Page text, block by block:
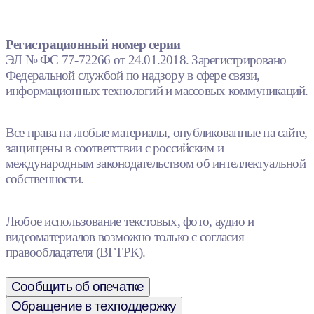
Регистрационный номер серии
ЭЛ № ФС 77-72266 от 24.01.2018. Зарегистрировано
Федеральной службой по надзору в сфере связи,
информационных технологий и массовых коммуникаций.
Все права на любые материалы, опубликованные на сайте,
защищены в соответствии с российским и
международным законодательством об интеллектуальной
собственности.
Любое использование текстовых, фото, аудио и
видеоматериалов возможно только с согласия
правообладателя (ВГТРК).
Сообщить об опечатке
Обращение в техподдержку